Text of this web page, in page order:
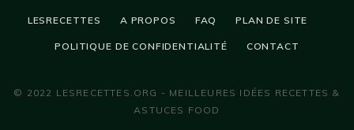
LESRECETTES A PROPOS FAQ PLAN DE SITE
POLITIQUE DE CONFIDENTIALITÉ CONTACT
© 2022 LESRECETTES.ORG - MEILLEURES IDÉES RECETTES &
ASTUCES FOOD